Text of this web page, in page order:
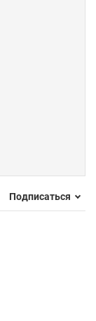
Подписаться